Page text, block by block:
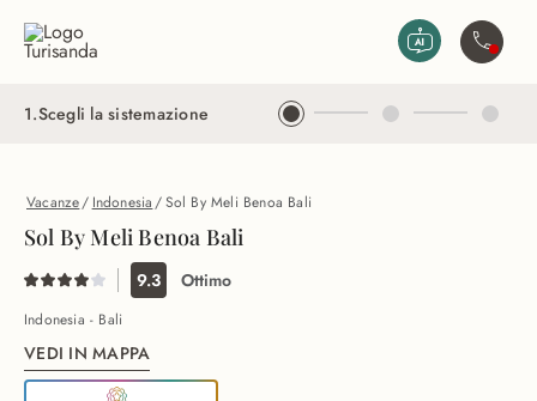
1.Scegli la sistemazione
Vacanze/ Indonesia/Sol By Meli Benoa Bali
Sol By Meli Benoa Bali
9.3 Ottimo
Indonesia - Bali
VEDI IN MAPPA